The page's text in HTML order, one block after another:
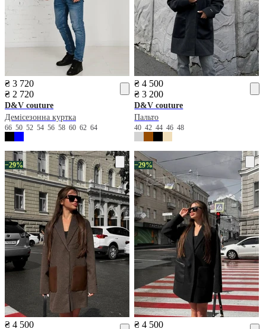
₴ 3 720
₴ 2 720
D&V couture
Демісезонна куртка
66 50 52 54 56 58 60 62 64
₴ 4 500
₴ 3 200
D&V couture
Пальто
4042444648
−29%
₴ 4 500
−29%
₴ 4 500